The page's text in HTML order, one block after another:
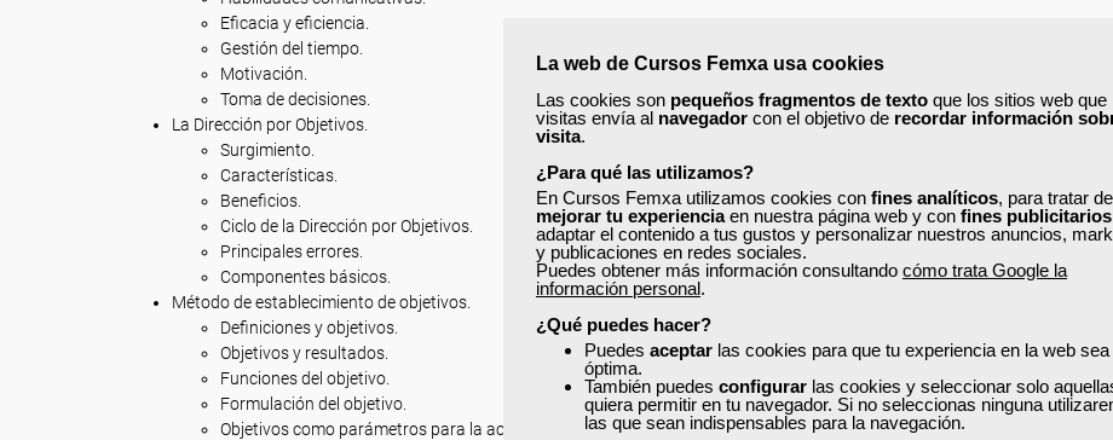
La web de Cursos Femxa usa cookies
Las cookies son pequeños fragmentos de texto que los sitios web que
visitas envía al navegador con el objetivo de recordar información
visita.
¿Para qué las utilizamos?
En Cursos Femxa utilizamos cookies con fines analíticos, para tratar de
mejorar tu experienciaen nuestra página web y con fines publicitarios
adaptar el contenido a tus gustos y personalizar nuestros anuncios,
y publicaciones en redes sociales.
Puedes obtener más información consultando cómo trata Google la
información personal.
¿Qué puedes hacer?
Puedes aceptar las cookies para que tu experiencia en la web sea
óptima.
También puedes configurar las cookies y seleccionar solo
quiera permitir en tu navegador. Si no seleccionas ninguna
las que sean indispensables para la navegación.
Eficacia y eficiencia.
Gestión del tiempo.
Motivación.
Toma de decisiones.
La Dirección por Objetivos.
Surgimiento.
Características.
Beneficios.
Ciclo de la Dirección por Objetivos.
Principales errores.
Componentes básicos.
Método de establecimiento de objetivos.
Definiciones y objetivos.
Objetivos y resultados.
Funciones del objetivo.
Formulación del objetivo.
Objetivos como parámetros para la acción.